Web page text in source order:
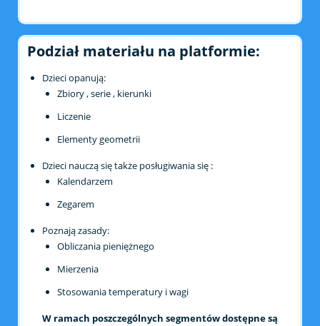
Podział materiału na platformie:
Dzieci opanują:
Zbiory , serie , kierunki
Liczenie
Elementy geometrii
Dzieci nauczą się także posługiwania się :
Kalendarzem
Zegarem
Poznają zasady:
Obliczania pieniężnego
Mierzenia
Stosowania temperatury i wagi
W ramach poszczególnych segmentów dostępne są